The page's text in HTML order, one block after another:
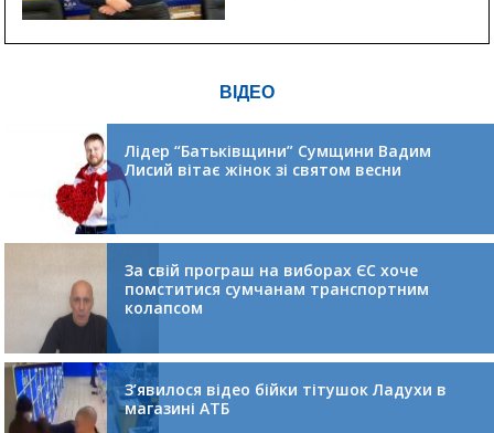
ВІДЕО
Лідер “Батьківщини” Сумщини Вадим
Лисий вітає жінок зі святом весни
За свій програш на виборах ЄС хоче
помститися сумчанам транспортним
колапсом
З’явилося відео бійки тітушок Ладухи в
магазині АТБ